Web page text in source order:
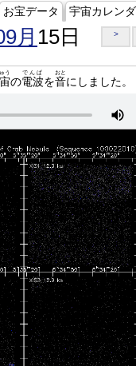
お宝データ 宇宙カレン
月 15日 >
う
の電波
でんぱ
を音
おと
にしました。